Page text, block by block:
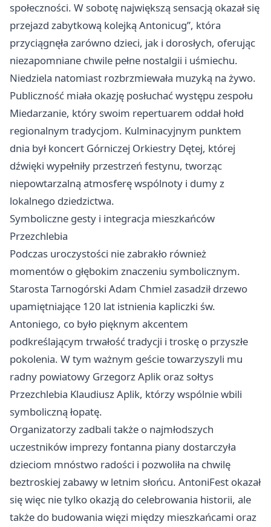
społeczności. W sobotę największą sensacją okazał się
przejazd zabytkową kolejką Antonicug”, która
przyciągnęła zarówno dzieci, jak i dorosłych, oferując
niezapomniane chwile pełne nostalgii i uśmiechu.
Niedziela natomiast rozbrzmiewała muzyką na żywo.
Publiczność miała okazję posłuchać występu zespołu
Miedarzanie, który swoim repertuarem oddał hołd
regionalnym tradycjom. Kulminacyjnym punktem
dnia był koncert Górniczej Orkiestry Dętej, której
dźwięki wypełniły przestrzeń festynu, tworząc
niepowtarzalną atmosferę wspólnoty i dumy z
lokalnego dziedzictwa.
Symboliczne gesty i integracja mieszkańców
Przezchlebia
Podczas uroczystości nie zabrakło również
momentów o głębokim znaczeniu symbolicznym.
Starosta Tarnogórski Adam Chmiel zasadził drzewo
upamiętniające 120 lat istnienia kapliczki św.
Antoniego, co było pięknym akcentem
podkreślającym trwałość tradycji i troskę o przyszłe
pokolenia. W tym ważnym geście towarzyszyli mu
radny powiatowy Grzegorz Aplik oraz sołtys
Przezchlebia Klaudiusz Aplik, którzy wspólnie wbili
symboliczną łopatę.
Organizatorzy zadbali także o najmłodszych
uczestników imprezy fontanna piany dostarczyła
dzieciom mnóstwo radości i pozwoliła na chwilę
beztroskiej zabawy w letnim słońcu. AntoniFest okazał
się więc nie tylko okazją do celebrowania historii, ale
także do budowania więzi między mieszkańcami oraz